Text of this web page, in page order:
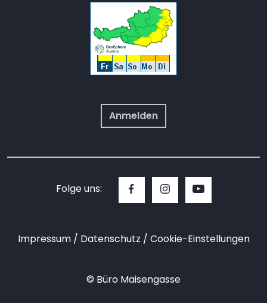
Anmelden
Folge uns:
Impressum Datenschutz Cookie-Einstellungen
© Büro Maisengasse